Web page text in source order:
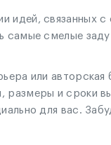
связанных с
самые смелые
или авторская
размеры и сроки
для вас.